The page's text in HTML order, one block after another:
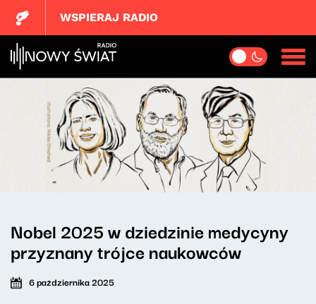
WSPIERAJ RADIO
Nobel 2025 w dziedzinie medycyny
przyznany trójce naukowców
6 października 2025